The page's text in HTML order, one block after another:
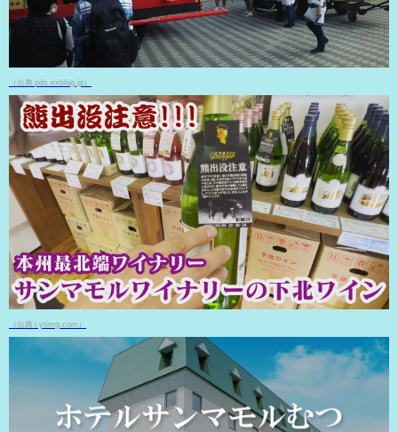
（出典 pds.exblog.jp）
（出典 i.ytimg.com）